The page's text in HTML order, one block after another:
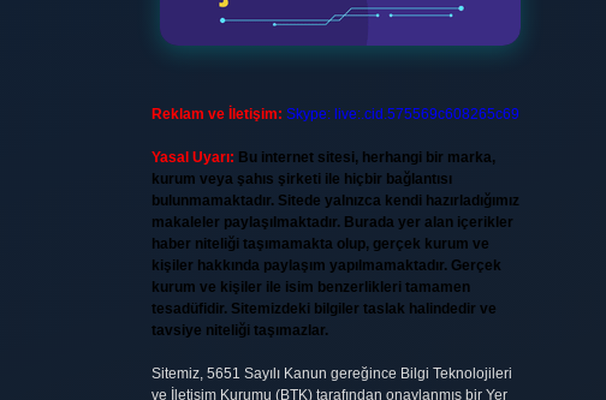
Reklam ve İletişim: Skype: live:.cid.575569c608265c69
Yasal Uyarı: Bu internet sitesi, herhangi bir marka,
kurum veya şahıs şirketi ile hiçbir bağlantısı
bulunmamaktadır. Sitede yalnızca kendi hazırladığımız
makaleler paylaşılmaktadır. Burada yer alan içerikler
haber niteliği taşımamakta olup, gerçek kurum ve
kişiler hakkında paylaşım yapılmamaktadır. Gerçek
kurum ve kişiler ile isim benzerlikleri tamamen
tesadüfidir. Sitemizdeki bilgiler taslak halindedir ve
tavsiye niteliği taşımazlar.
Sitemiz, 5651 Sayılı Kanun gereğince Bilgi Teknolojileri
ve İletişim Kurumu (BTK) tarafından onaylanmış bir Yer